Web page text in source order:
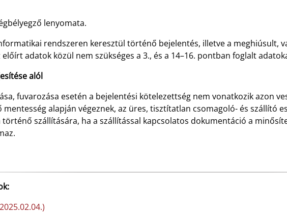
lenyomata.
rendszeren keresztül történő bejelentés, illetve a meghiúsult,
adatok közül nem szükséges a 3., és a 14–16. pontban foglalt
alól
fuvarozása esetén a bejelentési kötelezettség nem vonatkozik azon
mentesség alapján végeznek, az üres, tisztítatlan csomagoló- és szállító
szállítására, ha a szállítással kapcsolatos dokumentáció a